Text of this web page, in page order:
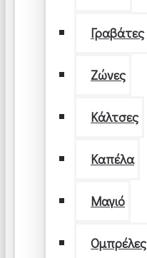
Γραβάτες
Ζώνες
Κάλτσες
Καπέλα
Μαγιό
Ομπρέλες